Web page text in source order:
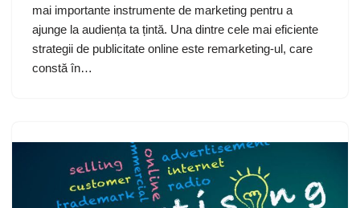
mai importante instrumente de marketing pentru a
ajunge la audiența ta țintă. Una dintre cele mai eficiente
strategii de publicitate online este remarketing-ul, care
constă în…